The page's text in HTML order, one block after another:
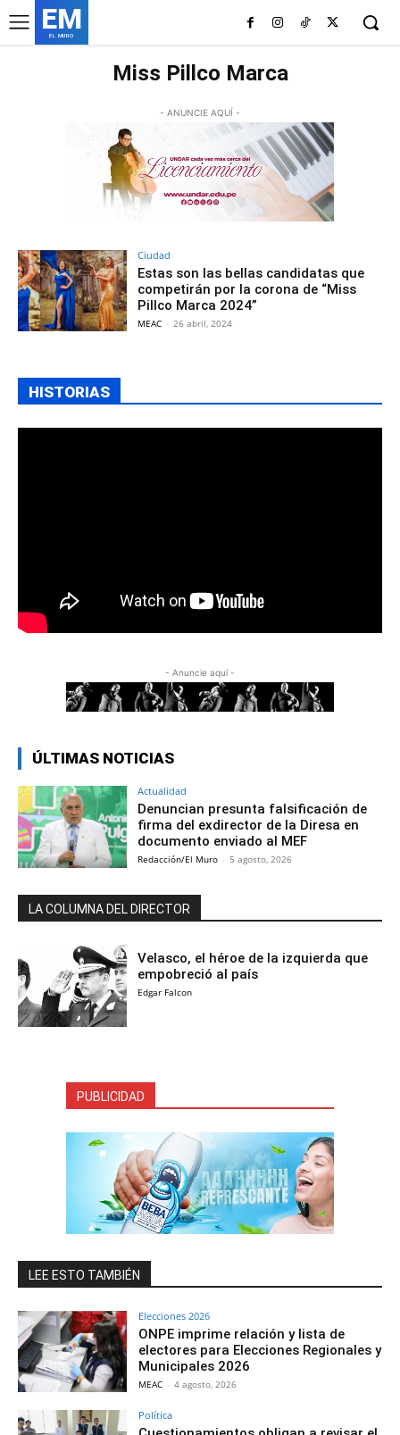
EM
EL MURO
Miss Pillco Marca
- ANUNCIE AQUÍ -
Ciudad
Estas son las bellas candidatas que
competirán por la corona de “Miss
Pillco Marca 2024”
MEAC - 26 abril, 2024
HISTORIAS
- Anuncie aquí -
ÚLTIMAS NOTICIAS
Actualidad
Denuncian presunta falsificación de
firma del exdirector de la Diresa en
documento enviado al MEF
Redacción/El Muro - 5 agosto, 2026
LA COLUMNA DEL DIRECTOR
Velasco, el héroe de la izquierda que
empobreció al país
Edgar Falcon
PUBLICIDAD
LEE ESTO TAMBIÉN
Elecciones 2026
ONPE imprime relación y lista de
electores para Elecciones Regionales y
Municipales 2026
MEAC - 4 agosto, 2026
Política